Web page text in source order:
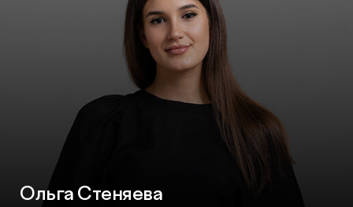
Ольга Стеняева